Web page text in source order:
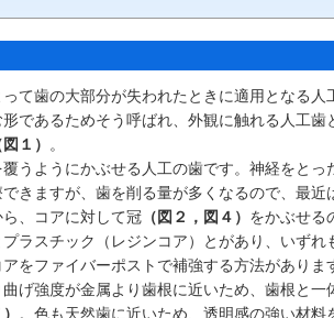
て歯の大部分が失われたときに適用となる人
であるためそう呼ばれ、外観に触れる人工歯
図１）
。
うようにかぶせる人工の歯です。神経をとっ
きますが、歯を削る量が多くなるので、最近
、コアに対して冠 （図２，図４） をかぶせる
ラスチック（レジンコア）とがあり、いずれ
をファイバーポストで補強する方法がありま
げ強度が金属より歯根に近いため、歯根と一
。色も天然歯に近いため、透明感の強い材料